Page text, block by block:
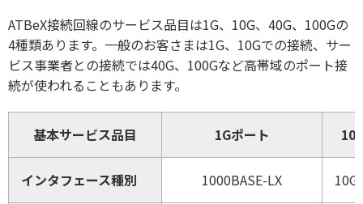
ATBeX接続回線のサービス品目は1G、10G、40G、100Gの
4種類あります。一般のお客さまは1G、10Gでの接続、サー
ビス事業者との接続では40G、100Gなど高帯域のポート接
続が使われることもあります。
基本サービス品目 1Gポート
インタフェース種別 1000BASE-LX